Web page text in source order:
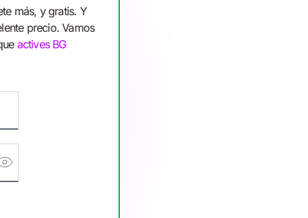
más, y gratis. Y
precio. Vamos
actives BG